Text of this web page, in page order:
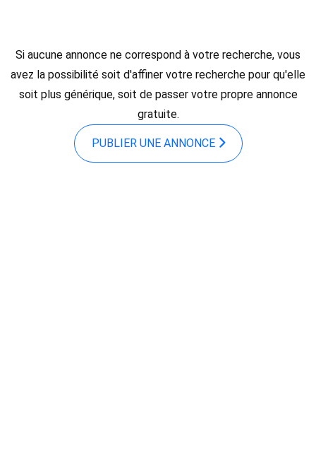
Si aucune annonce ne correspond à votre recherche, vous
avez la possibilité soit d'affiner votre recherche pour qu'elle
soit plus générique, soit de passer votre propre annonce
gratuite.
PUBLIER UNE ANNONCE